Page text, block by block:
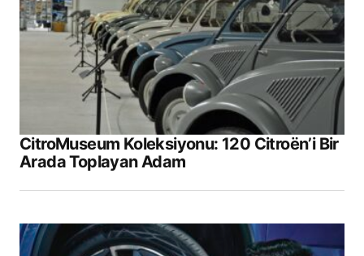
CitroMuseum Koleksiyonu: 120 Citroën’i Bir
Arada Toplayan Adam